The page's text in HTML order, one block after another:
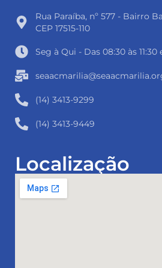
Rua Paraíba, nº 577 - Bairro
CEP 17515-110
Seg à Qui - Das 08:30 às 11:30
(14) 3413-9299
(14) 3413-9449
Localização